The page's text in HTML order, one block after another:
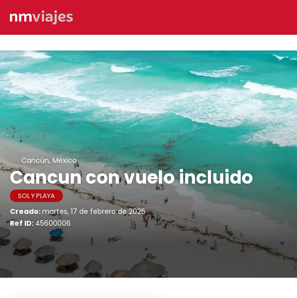
Cancún, México
Cancun con vuelo incluido
SOL Y PLAYA
Creado:martes, 17 de febrero de 2026
Ref ID: 45600006